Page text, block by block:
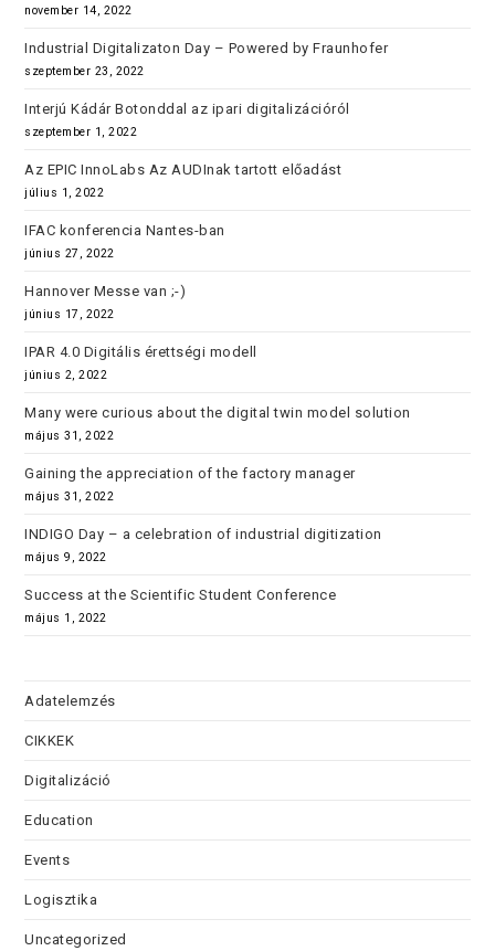
november 14, 2022
Industrial Digitalizaton Day – Powered by Fraunhofer
szeptember 23, 2022
Interjú Kádár Botonddal az ipari digitalizációról
szeptember 1, 2022
Az EPIC InnoLabs Az AUDInak tartott előadást
július 1, 2022
IFAC konferencia Nantes-ban
június 27, 2022
Hannover Messe van ;-)
június 17, 2022
IPAR 4.0 Digitális érettségi modell
június 2, 2022
Many were curious about the digital twin model solution
május 31, 2022
Gaining the appreciation of the factory manager
május 31, 2022
INDIGO Day – a celebration of industrial digitization
május 9, 2022
Success at the Scientific Student Conference
május 1, 2022
Adatelemzés
CIKKEK
Digitalizáció
Education
Events
Logisztika
Uncategorized